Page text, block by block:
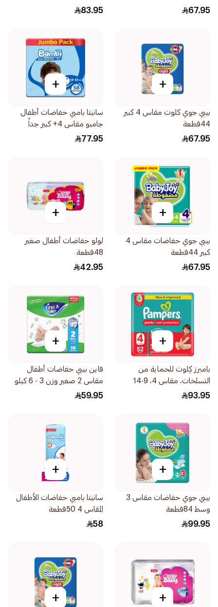
67.95
83.95
+
بيبي جوي كلوت مقاس 4 كبير
44قطعة
67.95
+
سانيتا بامبي حفاضات أطفال
جامبو مقاس 4+ كبير جداً
58قطعة
77.95
+
بيبي جوي حفاضات مقاس 4
كبير 44قطعة
67.95
+
لولو حفاضات أطفال صغير
48قطعة
42.95
+
بامبرز كِلوت للحماية من
التسلخات، مقاس 4، 9-14
52قطعة
93.95
+
فاين بيبي حفاضات أطفال
مقاس 2 صغير وزن 3 - 6 كيلو
58قطعة
59.95
+
بيبي جوي حفاضات مقاس 3
وسط 84قطعة
99.95
+
سانيتا بامبي حفاضات الأطفال
المقاس 4 50قطعة
58
+
+